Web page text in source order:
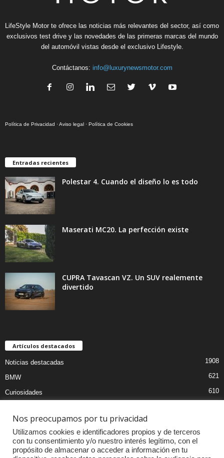
LifeStyle Motor te ofrece las noticias más relevantes del sector, así como
exclusivos test drive y las novedades de las primeras marcas del mundo
del automóvil vistas desde el exclusivo Lifestyle.
Contáctanos: info@luxurynewsmotor.com
Política de Privacidad ·Aviso legal · Política de Cookies
Entradas recientes
Polestar 4. Cuando el diseño lo es todo
Maserati MC20. La perfección existe
CUPRA Tavascan VZ. Un SUV realemente
divertido
Artículos destacados
Noticias destacadas 1908
BMW 621
Curiosidades 610
Audi
MOTOS
Competiciones
Nos preocupamos por tu privacidad
Utilizamos cookies e identificadores propios y de terceros
con tu consentimiento y/o nuestro interés legítimo, con el
propósito de almacenar o acceder a información en tu